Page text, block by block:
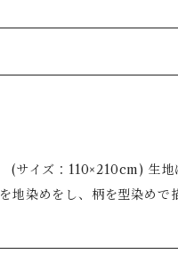
の左右で大きく染め分けをしているの
すべて手染めゆえ、多少の風合いはご了
洗いでお手入れしていただ
地は薄いですが、柔らかくチクチクしな
地染めをし、柄を型染めで
地の左右で大きく染め分けをしているの